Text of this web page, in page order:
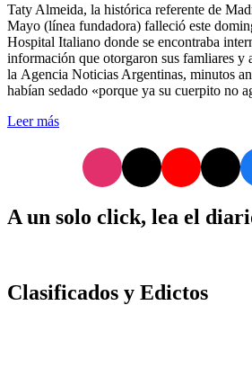
Taty Almeida, la histórica referente de
Mayo (línea fundadora) falleció este
Hospital Italiano donde se encontraba
información que otorgaron sus famliares y
la Agencia Noticias Argentinas, minutos
habían sedado «porque ya su cuerpito no
Leer más
A un solo click, lea el
Clasificados y Edictos